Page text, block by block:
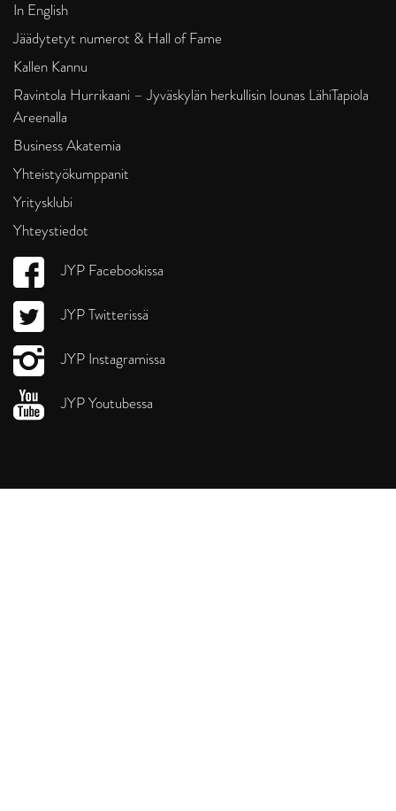
In English
Jäädytetyt numerot & Hall of Fame
Kallen Kannu
Ravintola Hurrikaani – Jyväskylän herkullisin lounas LähiTapiola
Areenalla
Business Akatemia
Yhteistyökumppanit
Yritysklubi
Yhteystiedot
JYP Facebookissa
JYP Twitterissä
JYP Instagramissa
JYP Youtubessa